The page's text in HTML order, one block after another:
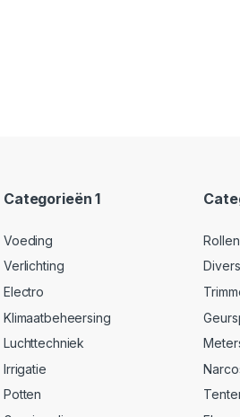
Categorieën 1
Voeding
Verlichting
Electro
Klimaatbeheersing
Luchttechniek
Irrigatie
Potten